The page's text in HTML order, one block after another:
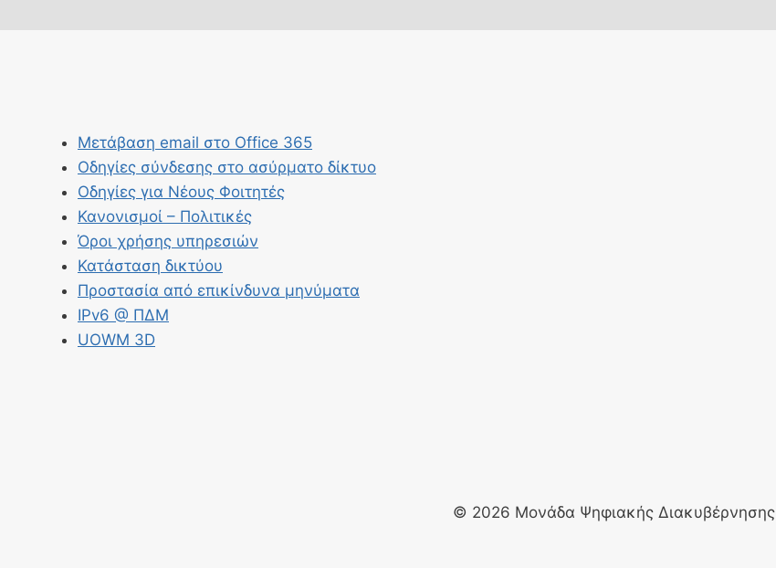
Μετάβαση email στο Office 365
Οδηγίες σύνδεσης στο ασύρματο δίκτυο
Οδηγίες για Νέους Φοιτητές
Κανονισμοί – Πολιτικές
Όροι χρήσης υπηρεσιών
Κατάσταση δικτύου
Προστασία από επικίνδυνα μηνύματα
IPv6 @ ΠΔΜ
UOWM 3D
© 2026 Μονάδα Ψηφιακής Διακυβέρνησης